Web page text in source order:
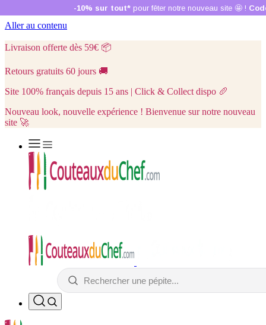
Aller au contenu
Livraison offerte dès 59€ 📦
Retours gratuits 60 jours 🚚
Site 100% français depuis 15 ans | Click & Collect dispo 🥖
Nouveau look, nouvelle expérience ! Bienvenue sur notre nouveau
site 🚀